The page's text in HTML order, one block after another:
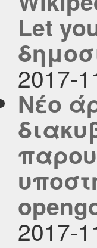
Let
2017-
Νέο
2017-